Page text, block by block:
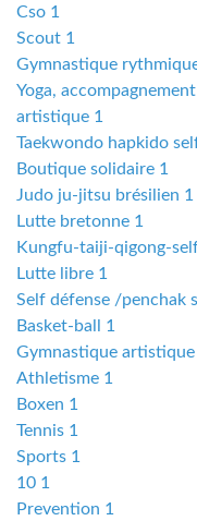
Cso 1
Scout 1
Gymnastique
Yoga,
artistique 1
Taekwondo hapkido
Boutique solidaire 1
Judo ju-jitsu brésilien 1
Lutte bretonne 1
Kungfu-taiji-qigong-
Lutte libre 1
Self défense /penchak
Basket-ball 1
Gymnastique artistique
Athletisme 1
Boxen 1
Tennis 1
Sports 1
10 1
Prevention 1